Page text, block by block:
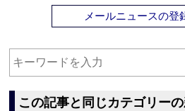
メールニュースの登
この記事と同じカテゴリー